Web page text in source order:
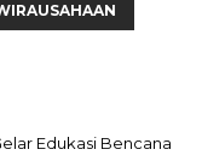
Edukasi Bencana